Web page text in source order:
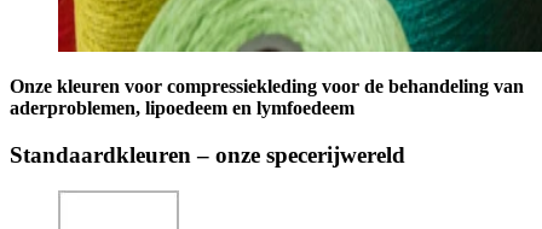
Onze kleuren voor compressiekleding voor de behandeling van
aderproblemen, lipoedeem en lymfoedeem
Standaardkleuren – onze specerijwereld